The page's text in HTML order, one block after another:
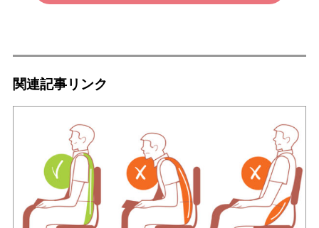
関連記事リンク